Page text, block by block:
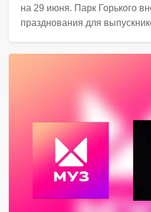
на 29 июня. Парк Горького
празднования для